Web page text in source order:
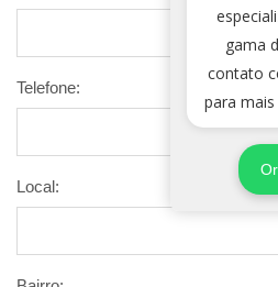
Telefone:
Local:
gama
contato
para